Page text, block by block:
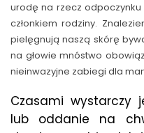
urodę na rzecz
członkiem rodziny.
pielęgnują naszą skórę
na głowie mnóstwo
nieinwazyjne zabiegi dla
Czasami wystarczy
lub oddanie na